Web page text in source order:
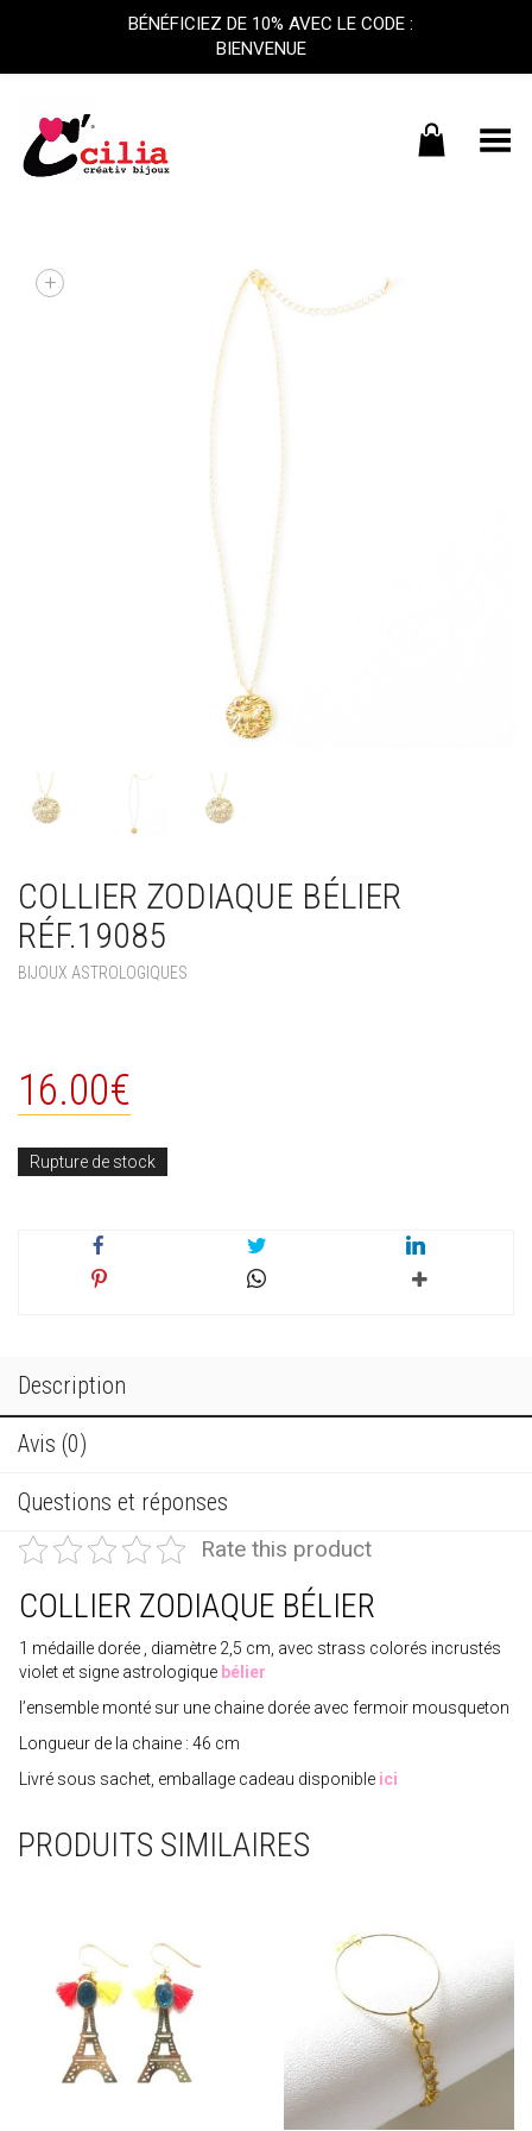
Basculer le menu
+
COLLIER ZODIAQUE BÉLIER
RÉF.19085
BIJOUX ASTROLOGIQUES
16.00€
Rupture de stock
Description
Avis (0)
Questions et réponses
Rate this product
COLLIER ZODIAQUE BÉLIER
1 médaille dorée , diamètre 2,5 cm, avec strass colorés incrustés
violet et signe astrologique bélier
l’ensemble monté sur une chaine dorée avec fermoir mousqueton
Longueur de la chaine : 46 cm
Livré sous sachet, emballage cadeau disponible ici
PRODUITS SIMILAIRES
BÉNÉFICIEZ DE 10% AVEC LE CODE :
BIENVENUE